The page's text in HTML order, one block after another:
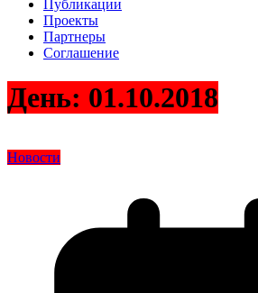
Публикации
Проекты
Партнеры
Соглашение
День: 01.10.2018
Новости